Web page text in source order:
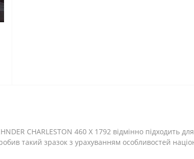
CHARLESTON 460 X 1792 відмінно підходить
такий зразок з урахуванням особливостей